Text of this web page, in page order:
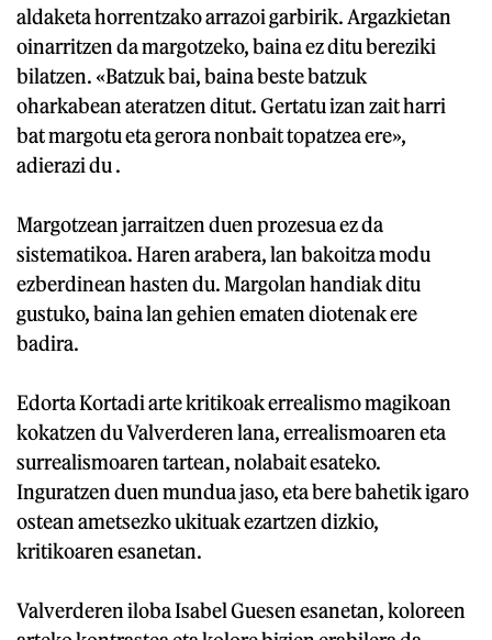
aldaketa horrentzako arrazoi garbirik. Argazkietan
oinarritzen da margotzeko, baina ez ditu bereziki
bilatzen. «Batzuk bai, baina beste batzuk
oharkabean ateratzen ditut. Gertatu izan zait harri
bat margotu eta gerora nonbait topatzea ere»,
adierazi du .
Margotzean jarraitzen duen prozesua ez da
sistematikoa. Haren arabera, lan bakoitza modu
ezberdinean hasten du. Margolan handiak ditu
gustuko, baina lan gehien ematen diotenak ere
badira.
Edorta Kortadi arte kritikoak errealismo magikoan
kokatzen du Valverderen lana, errealismoaren eta
surrealismoaren tartean, nolabait esateko.
Inguratzen duen mundua jaso, eta bere bahetik igaro
ostean ametsezko ukituak ezartzen dizkio,
kritikoaren esanetan.
Valverderen iloba Isabel Guesen esanetan, koloreen